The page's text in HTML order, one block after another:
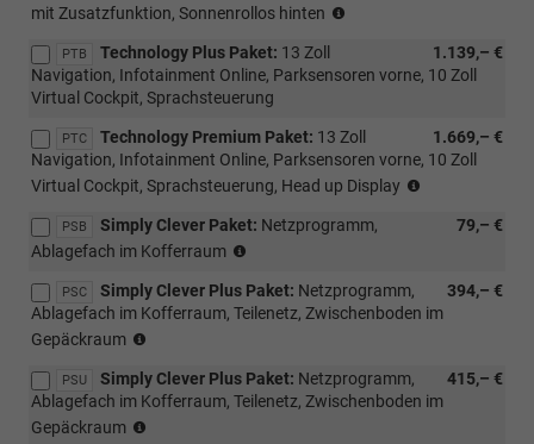
Combi)
mit Zusatzfunktion, Sonnenrollos hinten
nur
PTB 1.139,– €
Technology Plus Paket: 13 Zoll
Navigation, Infotainment Online, Parksensoren vorne, 10 Zoll
Virtual Cockpit, Sprachsteuerung
PTC 1.669,– €
Technology Premium Paket: 13 Zoll
Navigation, Infotainment Online, Parksensoren vorne, 10 Zoll
Virtual Cockpit, Sprachsteuerung, Head up Display
PSB 79,– €
Simply Clever Paket: Netzprogramm,
Ablagefach im Kofferraum
m-
HEV,
PSC 394,– €
Simply Clever Plus Paket: Netzprogramm,
Ablagefach im Kofferraum, Teilenetz, Zwischenboden im
Gepäckraum
m-
HEV,
PSU 415,– €
Simply Clever Plus Paket: Netzprogramm,
Ablagefach im Kofferraum, Teilenetz, Zwischenboden im
Gepäckraum